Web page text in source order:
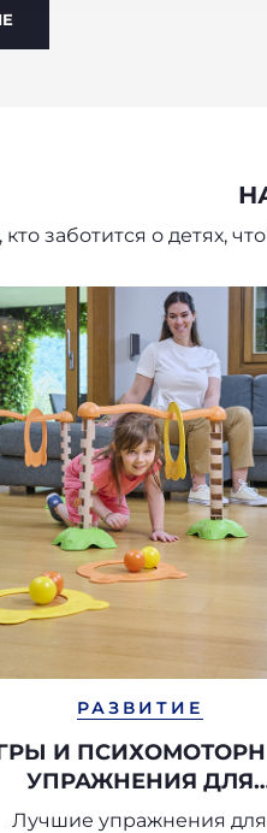
заботится о детях,
РАЗВИТИЕ
И
УПРАЖНЕНИЯ ДЛЯ
КАЖДОГО ЭТАПА
Лучшие упражнения для